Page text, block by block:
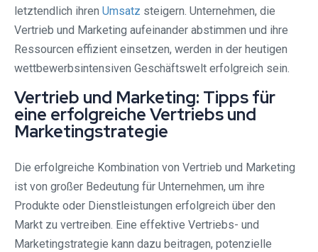
letztendlich ihren Umsatz steigern. Unternehmen, die
Vertrieb und Marketing aufeinander abstimmen und ihre
Ressourcen effizient einsetzen, werden in der heutigen
wettbewerbsintensiven Geschäftswelt erfolgreich sein.
Vertrieb und Marketing: Tipps für
eine erfolgreiche Vertriebs und
Marketingstrategie
Die erfolgreiche Kombination von Vertrieb und Marketing
ist von großer Bedeutung für Unternehmen, um ihre
Produkte oder Dienstleistungen erfolgreich über den
Markt zu vertreiben. Eine effektive Vertriebs- und
Marketingstrategie kann dazu beitragen, potenzielle